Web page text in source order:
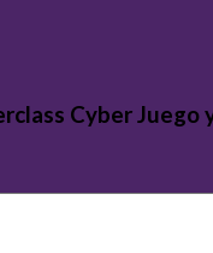
Cyber Juego